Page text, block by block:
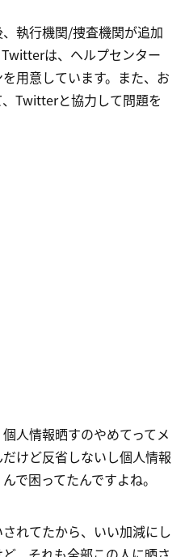
執行機関/捜査機関が追加
は、ヘルプセンター
用意しています。また、お
Twitterと協力して問題を
人情報晒すのやめてってメ
けど反省しないし個人情報
で困ってたんですよね。
れてたから、いい加減にし